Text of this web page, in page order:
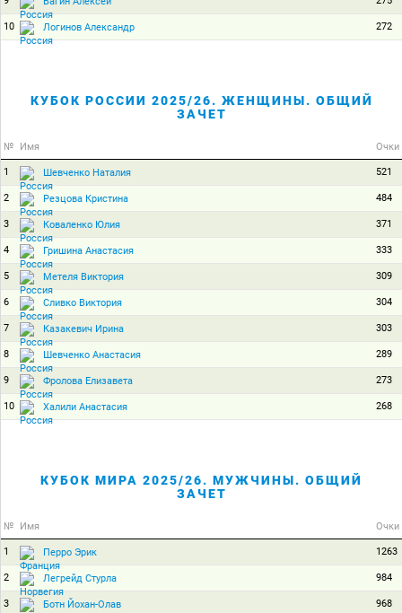
10 Логинов Александр 272
КУБОК РОССИИ 2025/26. ЖЕНЩИНЫ. ОБЩИЙ
ЗАЧЕТ
№ Имя Очки
1 Шевченко Наталия 521
2 Резцова Кристина 484
3 Коваленко Юлия 371
4 Гришина Анастасия 333
5 Метеля Виктория 309
6 Сливко Виктория 304
7 Казакевич Ирина 303
8 Шевченко Анастасия 289
9 Фролова Елизавета 273
10 Халили Анастасия 268
КУБОК МИРА 2025/26. МУЖЧИНЫ. ОБЩИЙ
ЗАЧЕТ
№ Имя Очки
1 Перро Эрик 1263
2 Легрейд Стурла 984
3 Ботн Йохан-Олав 968